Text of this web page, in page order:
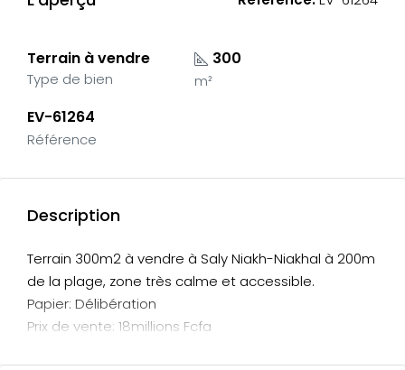
Terrain à vendre
Type de bien
300
m²
EV-61264
Référence
Description
Terrain 300m2 à vendre à Saly Niakh-Niakhal à 200m
de la plage, zone très calme et accessible.
Papier: Délibération
Prix de vente: 18millions Fcfa